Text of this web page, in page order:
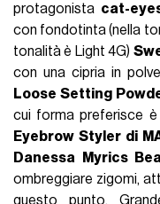
protagonista cat-
con fondotinta (nella
tonalità è Light 4G)
con una cipria in
Loose Setting
cui forma preferisce
Eyebrow Styler di
Danessa Myrics
ombreggiare zigomi,
questo punto,